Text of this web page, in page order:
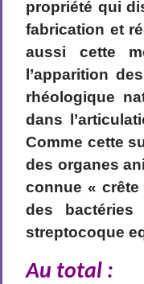
propriété qui
fabrication et
aussi cette
l’apparition
rhéologique
dans
Comme cette
des organes
connue «
des bactéries
streptocoque
Au total :